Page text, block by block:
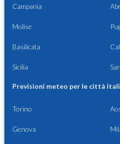
Campania
Molise
Basilicata
Sicilia
Previsioni meteo per le città
Torino
Genova